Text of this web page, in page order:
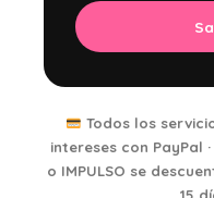
Todos los
intereses con PayPal ·
o IMPULSO se